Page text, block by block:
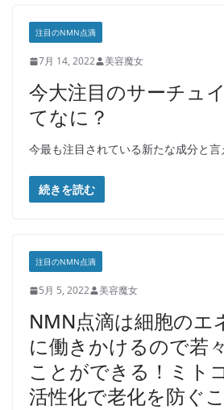
注目のNMN点滴
7月 14, 2022 美容魔女
今大注目のサーチュ
てなに？
今最も注目されている新たな成分と言
続きを読む
注目のNMN点滴
5月 5, 2022 美容魔女
NMN点滴は細胞のエ
に働きかけるので若
ことができる！ミト
活性化で老化を防ぐ